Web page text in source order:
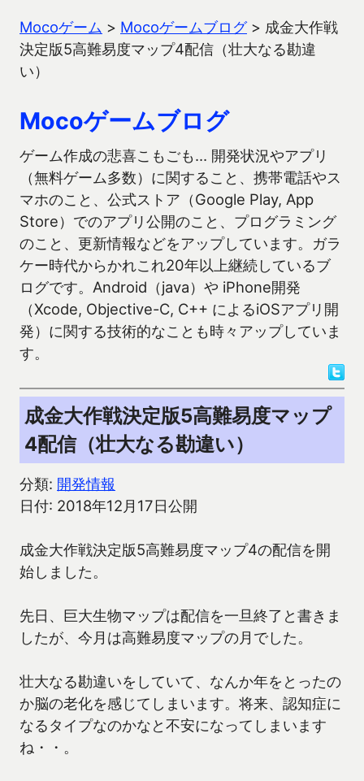
Mocoゲーム > Mocoゲームブログ> 成金大作戦
決定版5高難易度マップ4配信（壮大なる勘違
い）
Mocoゲームブログ
ゲーム作成の悲喜こもごも… 開発状況やアプリ
（無料ゲーム多数）に関すること、携帯電話やス
マホのこと、公式ストア（Google Play, App
Store）でのアプリ公開のこと、プログラミング
のこと、更新情報などをアップしています。ガラ
ケー時代からかれこれ20年以上継続しているブ
ログです。Android（java）や iPhone開発
（Xcode, Objective-C, C++ によるiOSアプリ開
発）に関する技術的なことも時々アップしていま
す。
成金大作戦決定版5高難易度マップ
4配信（壮大なる勘違い）
分類: 開発情報
日付: 2018年12月17日公開
成金大作戦決定版5高難易度マップ4の配信を開
始しました。
先日、巨大生物マップは配信を一旦終了と書きま
したが、今月は高難易度マップの月でした。
壮大なる勘違いをしていて、なんか年をとったの
か脳の老化を感じてしまいます。将来、認知症に
なるタイプなのかなと不安になってしまいます
ね・・。